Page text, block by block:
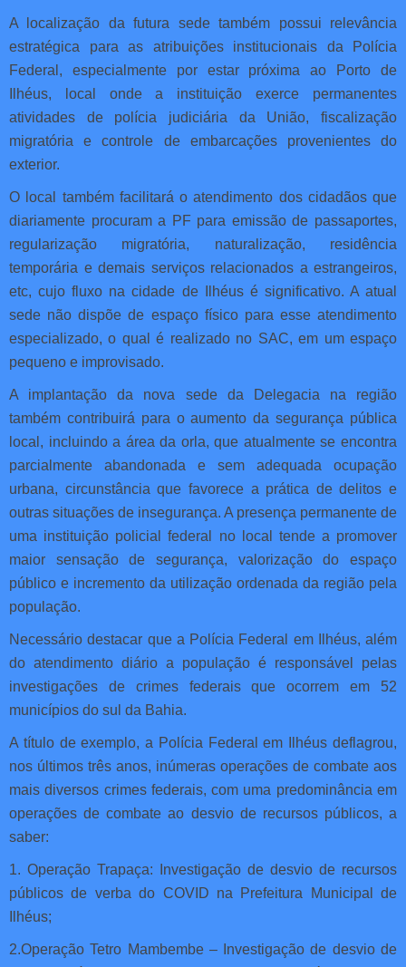
A localização da futura sede também possui relevância
estratégica para as atribuições institucionais da Polícia
Federal, especialmente por estar próxima ao Porto de
Ilhéus, local onde a instituição exerce permanentes
atividades de polícia judiciária da União, fiscalização
migratória e controle de embarcações provenientes do
exterior.
O local também facilitará o atendimento dos cidadãos que
diariamente procuram a PF para emissão de passaportes,
regularização migratória, naturalização, residência
temporária e demais serviços relacionados a estrangeiros,
etc, cujo fluxo na cidade de Ilhéus é significativo. A atual
sede não dispõe de espaço físico para esse atendimento
especializado, o qual é realizado no SAC, em um espaço
pequeno e improvisado.
A implantação da nova sede da Delegacia na região
também contribuirá para o aumento da segurança pública
local, incluindo a área da orla, que atualmente se encontra
parcialmente abandonada e sem adequada ocupação
urbana, circunstância que favorece a prática de delitos e
outras situações de insegurança. A presença permanente de
uma instituição policial federal no local tende a promover
maior sensação de segurança, valorização do espaço
público e incremento da utilização ordenada da região pela
população.
Necessário destacar que a Polícia Federal em Ilhéus, além
do atendimento diário a população é responsável pelas
investigações de crimes federais que ocorrem em 52
municípios do sul da Bahia.
A título de exemplo, a Polícia Federal em Ilhéus deflagrou,
nos últimos três anos, inúmeras operações de combate aos
mais diversos crimes federais, com uma predominância em
operações de combate ao desvio de recursos públicos, a
saber:
1. Operação Trapaça: Investigação de desvio de recursos
públicos de verba do COVID na Prefeitura Municipal de
Ilhéus;
2.Operação Tetro Mambembe – Investigação de desvio de